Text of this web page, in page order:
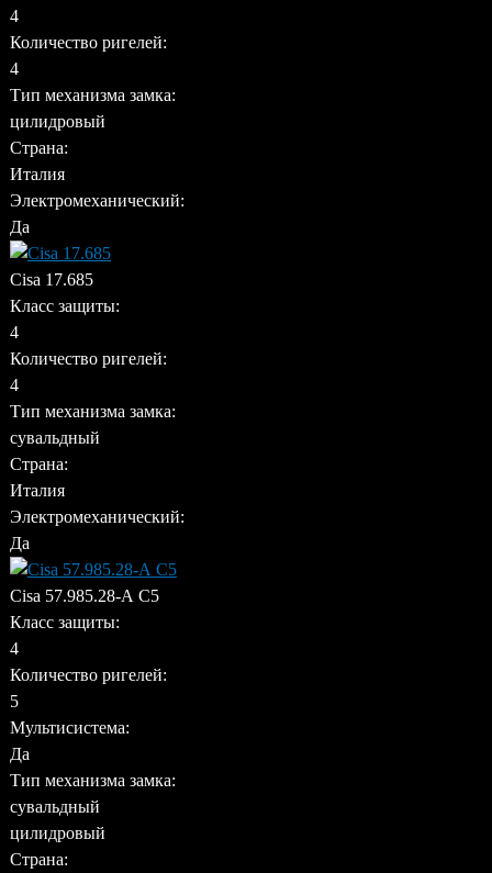
4
Количество ригелей:
4
Тип механизма замка:
цилидровый
Страна:
Италия
Электромеханический:
Да
Cisa 17.685
Класс защиты:
4
Количество ригелей:
4
Тип механизма замка:
сувальдный
Страна:
Италия
Электромеханический:
Да
Cisa 57.985.28-А C5
Класс защиты:
4
Количество ригелей:
5
Мультисистема:
Да
Тип механизма замка:
сувальдный
цилидровый
Страна: